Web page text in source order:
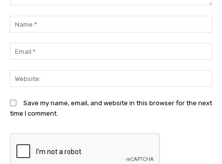
Save my name, email, and website in this browser for the next
time I comment.